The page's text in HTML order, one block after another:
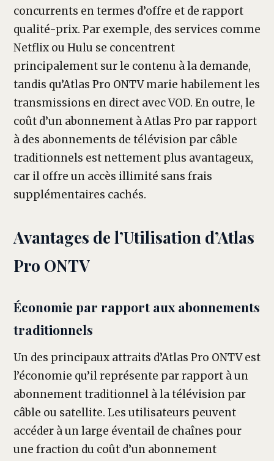
concurrents en termes d’offre et de rapport
qualité-prix. Par exemple, des services comme
Netflix ou Hulu se concentrent
principalement sur le contenu à la demande,
tandis qu’Atlas Pro ONTV marie habilement les
transmissions en direct avec VOD. En outre, le
coût d’un abonnement à Atlas Pro par rapport
à des abonnements de télévision par câble
traditionnels est nettement plus avantageux,
car il offre un accès illimité sans frais
supplémentaires cachés.
Avantages de l’Utilisation d’Atlas
Pro ONTV
Économie par rapport aux abonnements
traditionnels
Un des principaux attraits d’Atlas Pro ONTV est
l’économie qu’il représente par rapport à un
abonnement traditionnel à la télévision par
câble ou satellite. Les utilisateurs peuvent
accéder à un large éventail de chaînes pour
une fraction du coût d’un abonnement